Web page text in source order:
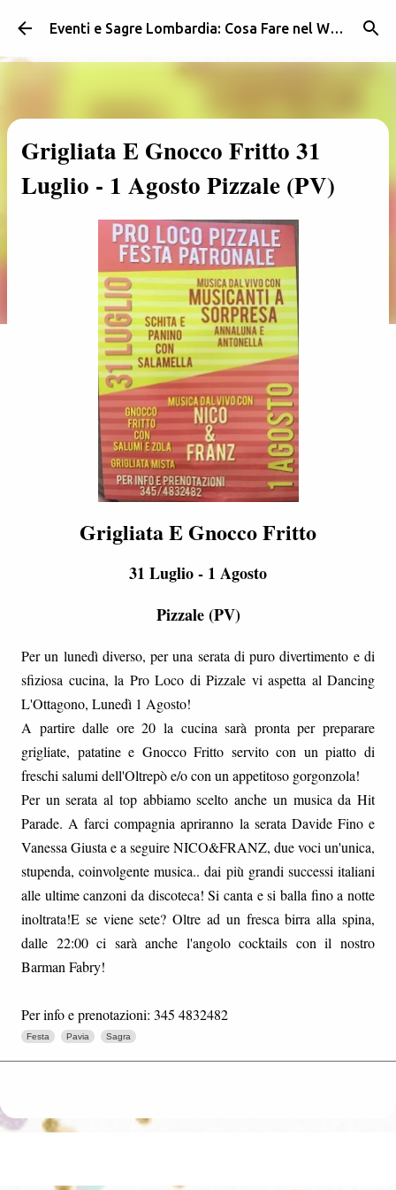
Passa ai contenuti principali Eventi e Sagre Lombardia: Cosa Fare nel Weekend | Weekendidea
Grigliata E Gnocco Fritto 31
Luglio - 1 Agosto Pizzale (PV)
Grigliata E Gnocco Fritto
31 Luglio - 1 Agosto
Pizzale (PV)
Per un lunedì diverso, per una serata di puro divertimento e di
sfiziosa cucina, la Pro Loco di Pizzale vi aspetta al Dancing
L'Ottagono, Lunedì 1 Agosto!
A partire dalle ore 20 la cucina sarà pronta per preparare
grigliate, patatine e Gnocco Fritto servito con un piatto di
freschi salumi dell'Oltrepò e/o con un appetitoso gorgonzola!
Per un serata al top abbiamo scelto anche un musica da Hit
Parade. A farci compagnia apriranno la serata Davide Fino e
Vanessa Giusta e a seguire NICO&FRANZ, due voci un'unica,
stupenda, coinvolgente musica.. dai più grandi successi italiani
alle ultime canzoni da discoteca! Si canta e si balla fino a notte
inoltrata!E se viene sete? Oltre ad un fresca birra alla spina,
dalle 22:00 ci sarà anche l'angolo cocktails con il nostro
Barman Fabry!
Per info e prenotazioni: 345 4832482
Festa Pavia Sagra